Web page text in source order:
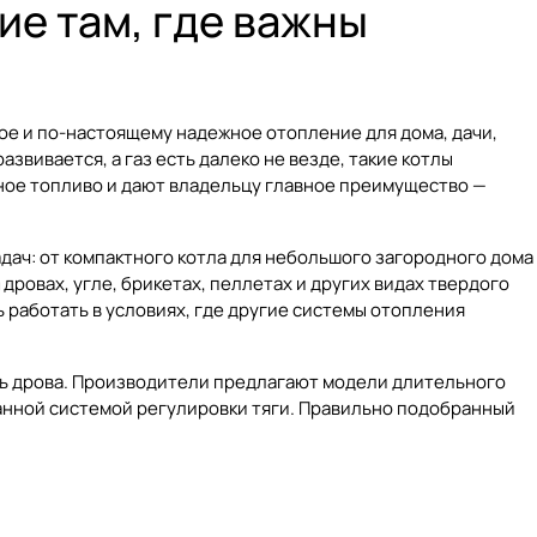
там, где важны
и по-настоящему надежное отопление для дома, дачи,
а газ есть далеко не везде, такие котлы
топливо и дают владельцу главное преимущество —
от компактного котла для небольшого загородного дома
угле, брикетах, пеллетах и других видах твердого
в условиях, где другие системы отопления
дрова. Производители предлагают модели длительного
системой регулировки тяги. Правильно подобранный